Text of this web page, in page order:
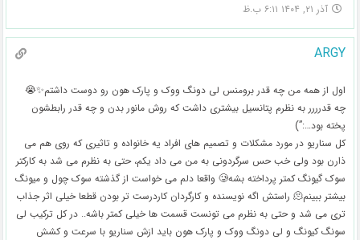
آذر ۲۱, ۱۴۰۴ ۶:۱۱ ب.ظ
ARGY
اول از همه من چه قدر برومنس لی دونگ ووک و پارک هون رو دوست داشتم✨️😭
چه قدرررر به نظرم پتانسیل بیشتری داشت که روش مانور بدن و چه قدر رابطشون
پخته بود…:”)
کل سناریو در مورد مشکلات و تصمیم های افراد یه خانواده و تاثیری که روی هم می
ذارن بود ولی خب حس سرگردونی به من می داد یکم، حتی به نظرم می شد به کارکتر
سوک گیونگ کمتر پرداخته بشه🥲 واقعا دلم می خواست از گذشته سوک چول و میونگ
بیشتر ببینم🫠 راستش اگه نویسنده و کارگردان کاردرست تر بودن قطعا خیلی اثر جذاب
تری می شد و حتی به نظرم می تونست قسمت ها خیلی کمتر باشه.. در کل ترکیب لی
سونگ کیونگ و لی دونگ ووک و پارک هون باید ازش سناریو با سرعت و کشش